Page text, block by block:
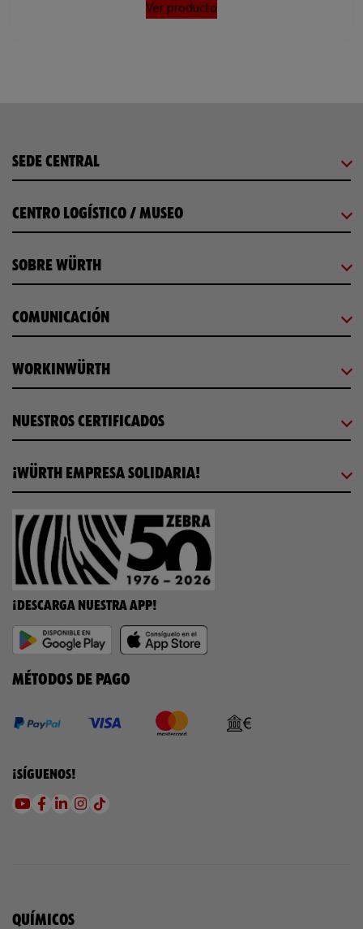
Ver producto
SEDE CENTRAL
CENTRO LOGÍSTICO / MUSEO
SOBRE WÜRTH
COMUNICACIÓN
WORKINWÜRTH
NUESTROS CERTIFICADOS
¡WÜRTH EMPRESA SOLIDARIA!
¡DESCARGA NUESTRA APP!
MÉTODOS DE PAGO
¡SÍGUENOS!
QUÍMICOS